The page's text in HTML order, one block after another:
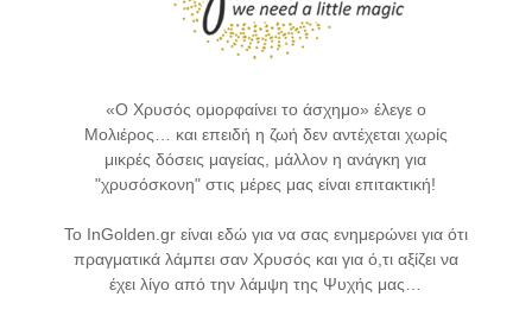
«Ο Χρυσός ομορφαίνει το άσχημο» έλεγε ο
Μολιέρος… και επειδή η ζωή δεν αντέχεται χωρίς
μικρές δόσεις μαγείας, μάλλον η ανάγκη για
"χρυσόσκονη" στις μέρες μας είναι επιτακτική!
Το InGolden.gr είναι εδώ για να σας ενημερώνει για ότι
πραγματικά λάμπει σαν Χρυσός και για ό,τι αξίζει να
έχει λίγο από την λάμψη της Ψυχής μας…